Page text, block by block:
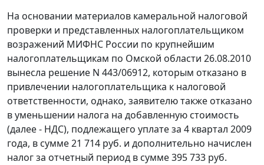
На основании материалов камеральной налоговой
проверки и представленных налогоплательщиком
возражений МИФНС России по крупнейшим
налогоплательщикам по Омской области 26.08.2010
вынесла решение N 443/06912, которым отказано в
привлечении налогоплательщика к налоговой
ответственности, однако, заявителю также отказано
в уменьшении налога на добавленную стоимость
(далее - НДС), подлежащего уплате за 4 квартал 2009
года, в сумме 21 714 руб. и дополнительно начислен
налог за отчетный период в сумме 395 733 руб.